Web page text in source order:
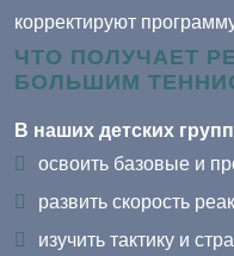
корректируют
ЧТО ПОЛУЧАЕТ
БОЛЬШИМ
В наших детских
освоить базовые и
развить скорость
изучить тактику и